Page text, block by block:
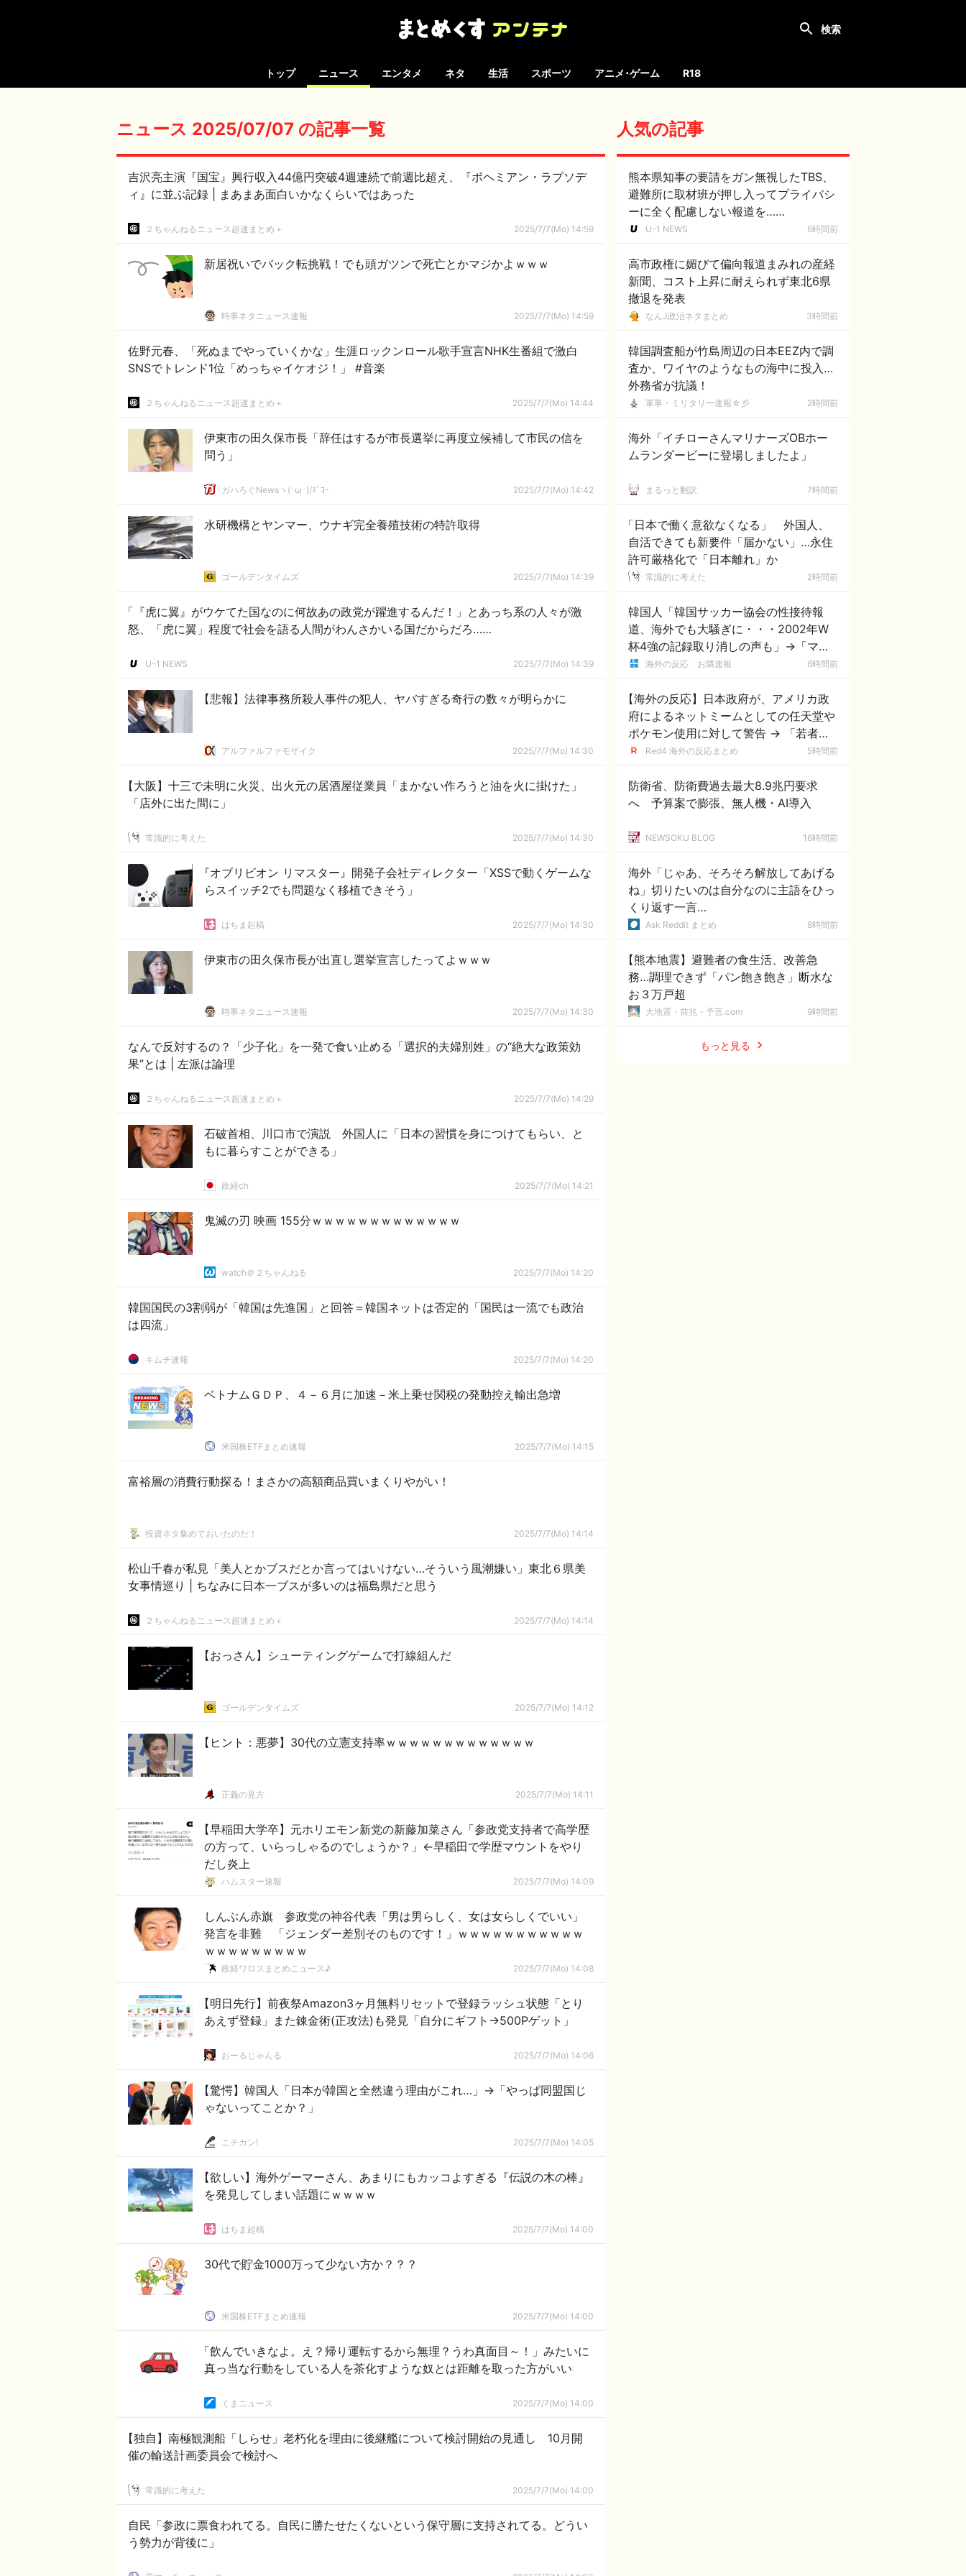
トップ ニュース エンタメ ネタ 生活 スポーツ アニメ･ゲーム R18
ニュース 2025/07/07 の記事一覧
吉沢亮主演『国宝』興行収入44億円突破4週連続で前週比超え、『ボヘミアン・ラプソデ
ィ』に並ぶ記録 | まあまあ面白いかなくらいではあった
２ちゃんねるニュース超速まとめ＋ 2025/7/7(Mo) 14:59
新居祝いでバック転挑戦！でも頭ガツンで死亡とかマジかよｗｗｗ
時事ネタニュース速報 2025/7/7(Mo) 14:59
佐野元春、「死ぬまでやっていくかな」生涯ロックンロール歌手宣言NHK生番組で激白
SNSでトレンド1位「めっちゃイケオジ！」 #音楽
２ちゃんねるニュース超速まとめ＋ 2025/7/7(Mo) 14:44
伊東市の田久保市長「辞任はするが市長選挙に再度立候補して市民の信を
問う」
ガハろぐNewsヽ(･ω･)/ｽﾞｺｰ 2025/7/7(Mo) 14:42
水研機構とヤンマー、ウナギ完全養殖技術の特許取得
ゴールデンタイムズ 2025/7/7(Mo) 14:39
「『虎に翼』がウケてた国なのに何故あの政党が躍進するんだ！」とあっち系の人々が激
怒、「虎に翼」程度で社会を語る人間がわんさかいる国だからだろ……
U-1 NEWS 2025/7/7(Mo) 14:39
【悲報】法律事務所殺人事件の犯人、ヤバすぎる奇行の数々が明らかに
アルファルファモザイク 2025/7/7(Mo) 14:30
【大阪】十三で未明に火災、出火元の居酒屋従業員「まかない作ろうと油を火に掛けた」
「店外に出た間に」
常識的に考えた 2025/7/7(Mo) 14:30
『オブリビオン リマスター』開発子会社ディレクター「XSSで動くゲームな
らスイッチ2でも問題なく移植できそう」
はちま起稿 2025/7/7(Mo) 14:30
伊東市の田久保市長が出直し選挙宣言したってよｗｗｗ
時事ネタニュース速報 2025/7/7(Mo) 14:30
なんで反対するの？「少子化」を一発で食い止める「選択的夫婦別姓」の“絶大な政策効
果”とは | 左派は論理
２ちゃんねるニュース超速まとめ＋ 2025/7/7(Mo) 14:29
石破首相、川口市で演説 外国人に「日本の習慣を身につけてもらい、と
もに暮らすことができる」
政経ch 2025/7/7(Mo) 14:21
鬼滅の刃 映画 155分ｗｗｗｗｗｗｗｗｗｗｗｗｗ
watch＠２ちゃんねる 2025/7/7(Mo) 14:20
韓国国民の3割弱が「韓国は先進国」と回答＝韓国ネットは否定的「国民は一流でも政治
は四流」
キムチ速報 2025/7/7(Mo) 14:20
ベトナムＧＤＰ、４－６月に加速－米上乗せ関税の発動控え輸出急増
米国株ETFまとめ速報 2025/7/7(Mo) 14:15
富裕層の消費行動探る！まさかの高額商品買いまくりやがい！
投資ネタ集めておいたのだ！ 2025/7/7(Mo) 14:14
松山千春が私見「美人とかブスだとか言ってはいけない…そういう風潮嫌い」東北６県美
女事情巡り | ちなみに日本一ブスが多いのは福島県だと思う
２ちゃんねるニュース超速まとめ＋ 2025/7/7(Mo) 14:14
【おっさん】シューティングゲームで打線組んだ
ゴールデンタイムズ 2025/7/7(Mo) 14:12
【ヒント：悪夢】30代の立憲支持率ｗｗｗｗｗｗｗｗｗｗｗｗｗ
正義の見方 2025/7/7(Mo) 14:11
【早稲田大学卒】元ホリエモン新党の新藤加菜さん「参政党支持者で高学歴
の方って、いらっしゃるのでしょうか？」←早稲田で学歴マウントをやり
だし炎上
ハムスター速報 2025/7/7(Mo) 14:09
しんぶん赤旗 参政党の神谷代表「男は男らしく、女は女らしくでいい」
発言を非難 「ジェンダー差別そのものです！」ｗｗｗｗｗｗｗｗｗｗｗ
ｗｗｗｗｗｗｗｗｗ
政経ワロスまとめニュース♪ 2025/7/7(Mo) 14:08
【明日先行】前夜祭Amazon3ヶ月無料リセットで登録ラッシュ状態「とり
あえず登録」また錬金術(正攻法)も発見「自分にギフト→500Pゲット」
おーるじゃんる 2025/7/7(Mo) 14:06
【驚愕】韓国人「日本が韓国と全然違う理由がこれ…」→「やっぱ同盟国じ
ゃないってことか？」
ニチカン! 2025/7/7(Mo) 14:05
【欲しい】海外ゲーマーさん、あまりにもカッコよすぎる『伝説の木の棒』
を発見してしまい話題にｗｗｗｗ
はちま起稿 2025/7/7(Mo) 14:00
30代で貯金1000万って少ない方か？？？
米国株ETFまとめ速報 2025/7/7(Mo) 14:00
「飲んでいきなよ。え？帰り運転するから無理？うわ真面目～！」みたいに
真っ当な行動をしている人を茶化すような奴とは距離を取った方がいい
くまニュース 2025/7/7(Mo) 14:00
【独自】南極観測船「しらせ」老朽化を理由に後継艦について検討開始の見通し 10月開
催の輸送計画委員会で検討へ
常識的に考えた 2025/7/7(Mo) 14:00
自民「参政に票食われてる。自民に勝たせたくないという保守層に支持されてる。どうい
う勢力が背後に」
人気の記事
熊本県知事の要請をガン無視したTBS、
避難所に取材班が押し入ってプライバシ
ーに全く配慮しない報道を……
U-1 NEWS 6時間前
高市政権に媚びて偏向報道まみれの産経
新聞、コスト上昇に耐えられず東北6県
撤退を発表
なんJ政治ネタまとめ 3時間前
韓国調査船が竹島周辺の日本EEZ内で調
査か、ワイヤのようなもの海中に投入…
外務省が抗議！
軍事・ミリタリー速報☆彡 2時間前
海外「イチローさんマリナーズOBホー
ムランダービーに登場しましたよ」
まるっと翻訳 7時間前
「日本で働く意欲なくなる」 外国人、
自活できても新要件「届かない」…永住
許可厳格化で「日本離れ」か
常識的に考えた 2時間前
韓国人「韓国サッカー協会の性接待報
道、海外でも大騒ぎに・・・2002年W
杯4強の記録取り消しの声も」→「マジ
で国の恥だ」「2002年まで疑う価値が
ー選手が足で蹴り飛ばすね」
海外の反応 お隣速報 6時間前
【海外の反応】日本政府が、アメリカ政
府によるネットミームとしての任天堂や
ポケモン使用に対して警告 → 「若者票
を集めたいんだろうな」「任天堂の法務
Red4 海外の反応まとめ 5時間前
防衛省、防衛費過去最大8.9兆円要求
へ 予算案で膨張、無人機・AI導入
NEWSOKU BLOG 16時間前
海外「じゃあ、そろそろ解放してあげる
ね」切りたいのは自分なのに主語をひっ
くり返す一言…
Ask Reddit まとめ 8時間前
【熊本地震】避難者の食生活、改善急
務…調理できず「パン飽き飽き」断水な
お３万戸超
大地震・前兆・予言.com 9時間前
もっと見る